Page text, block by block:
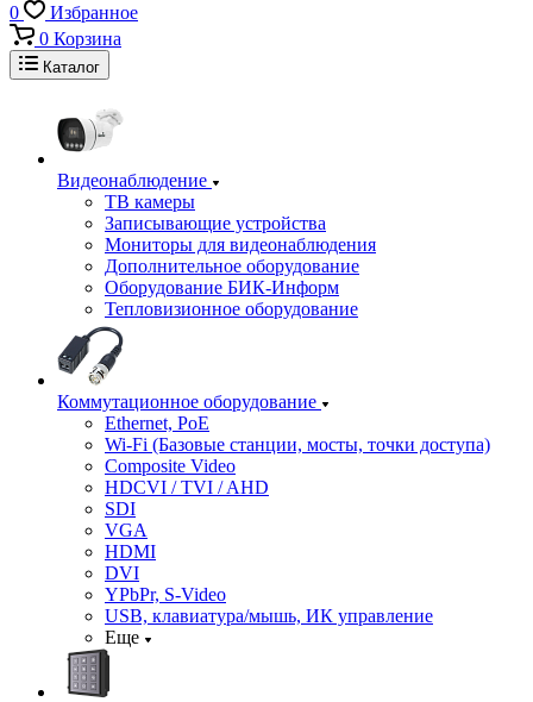
0
Избранное
0 Корзина
Каталог
Видеонаблюдение
ТВ камеры
Записывающие устройства
Мониторы для видеонаблюдения
Дополнительное оборудование
Оборудование БИК-Информ
Тепловизионное оборудование
Коммутационное оборудование
Ethernet, PoE
Wi-Fi (Базовые станции, мосты, точки доступа)
Composite Video
HDCVI / TVI / AHD
SDI
VGA
HDMI
DVI
YPbPr, S-Video
USB, клавиатура/мышь, ИК управление
Еще